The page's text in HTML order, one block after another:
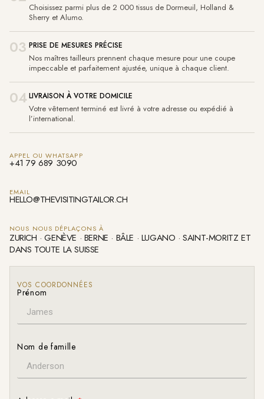
Choisissez parmi plus de 2 000 tissus de Dormeuil, Holland &
Sherry et Alumo.
03 PRISE DE MESURES PRÉCISE
Nos maîtres tailleurs prennent chaque mesure pour une coupe
impeccable et parfaitement ajustée, unique à chaque client.
04 LIVRAISON À VOTRE DOMICILE
Votre vêtement terminé est livré à votre adresse ou expédié à
l’international.
APPEL OU WHATSAPP
+41 79 689 3090
EMAIL
HELLO@THEVISITINGTAILOR.CH
NOUS NOUS DÉPLAÇONS À
ZURICH · GENÈVE · BERNE · BÂLE · LUGANO · SAINT-MORITZ ET
DANS TOUTE LA SUISSE
VOS COORDONNÉES
Prénom
Nom de famille